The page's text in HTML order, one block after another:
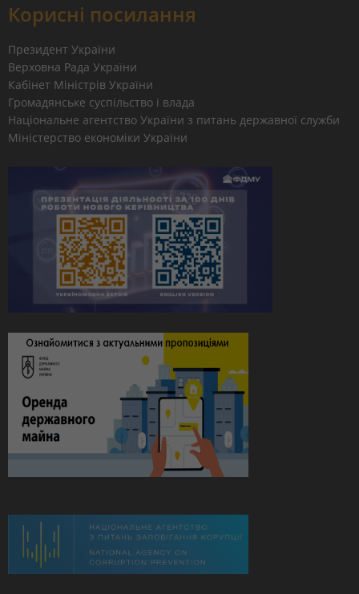
Корисні посилання
Президент України
Верховна Рада України
Кабінет Міністрів України
Громадянське суспільство і влада
Національне агентство України з питань державної служби
Міністерство економіки України